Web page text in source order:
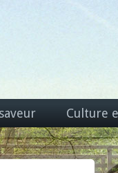
Culture